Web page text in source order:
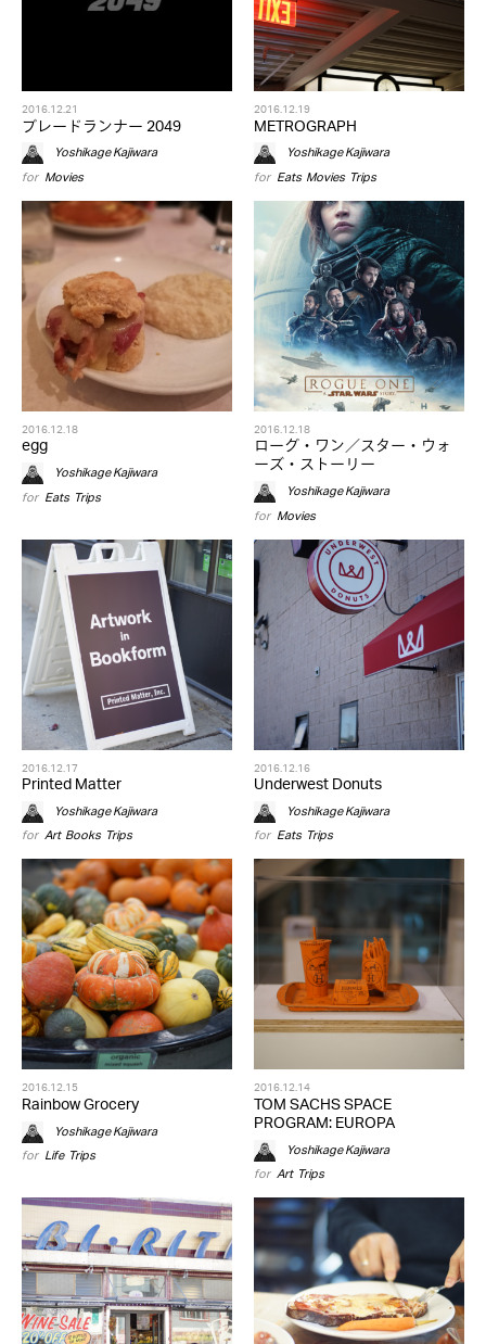
2016.12.21
ブレードランナー 2049
Yoshikage Kajiwara
for Movies
2016.12.19
METROGRAPH
Yoshikage Kajiwara
for Eats,Movies, Trips
2016.12.18
egg
Yoshikage Kajiwara
for Eats, Trips
2016.12.18
ローグ・ワン／スター・ウォ
ーズ・ストーリー
Yoshikage Kajiwara
for Movies
2016.12.17
Printed Matter
Yoshikage Kajiwara
for Art,Books, Trips
2016.12.16
Underwest Donuts
Yoshikage Kajiwara
for Eats, Trips
2016.12.15
Rainbow Grocery
Yoshikage Kajiwara
for Life, Trips
2016.12.14
TOM SACHS SPACE
PROGRAM: EUROPA
Yoshikage Kajiwara
for Art, Trips